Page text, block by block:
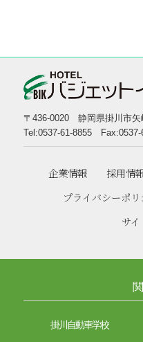
〒436-0020 静岡県掛川市矢
Tel:0537-61-8855 Fax:0537-
企業情報 採用情
プライバシーポリ
サ
掛川自動車学校